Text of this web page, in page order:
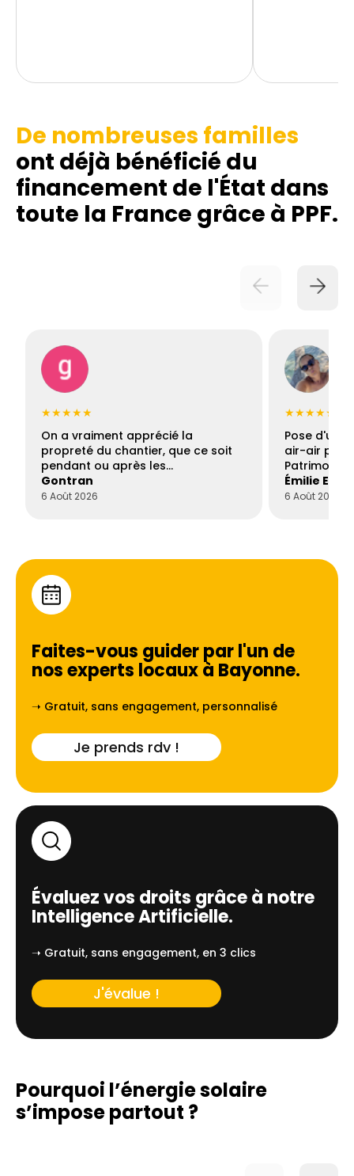
De nombreuses familles
ont déjà bénéficié du
financement de l'État dans
toute la France grâce à PPF.
★★★★★
On a vraiment apprécié la
propreté du chantier, que ce soit
pendant ou après les…
Gontran
6 Août 2026
★★★★★
Pose d'une
air-air par
Patrimoine
Émilie
6 Août 2026
Faites-vous guider par l'un de
nos experts locaux à Bayonne.
➝ Gratuit, sans engagement, personnalisé
Je prends rdv !
Évaluez vos droits grâce à notre
Intelligence Artificielle.
➝ Gratuit, sans engagement, en 3 clics
J'évalue !
Pourquoi l’énergie solaire
s’impose partout ?